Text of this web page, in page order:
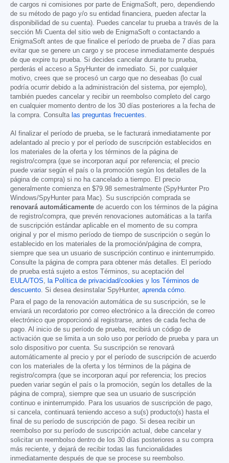
de cargos ni comisiones por parte de EnigmaSoft, pero, dependiendo
de su método de pago y/o su entidad financiera, pueden afectar la
disponibilidad de su cuenta). Puedes cancelar tu prueba a través de la
sección Mi Cuenta del sitio web de EnigmaSoft o contactando a
EnigmaSoft antes de que finalice el período de prueba de 7 días para
evitar que se genere un cargo y se procese inmediatamente después
de que expire tu prueba. Si decides cancelar durante tu prueba,
perderás el acceso a SpyHunter de inmediato. Si, por cualquier
motivo, crees que se procesó un cargo que no deseabas (lo cual
podría ocurrir debido a la administración del sistema, por ejemplo),
también puedes cancelar y recibir un reembolso completo del cargo
en cualquier momento dentro de los 30 días posteriores a la fecha de
la compra. Consulta las preguntas frecuentes
Al finalizar el período de prueba, se le facturará inmediatamente por
adelantado al precio y por el período de suscripción establecidos en
los materiales de la oferta y los términos de la página de
registro/compra (que se incorporan aquí por referencia; el precio
puede variar según el país o la promoción según los detalles de la
página de compra) si no ha cancelado a tiempo. El precio
generalmente comienza en $79.98 semestralmente (SpyHunter Pro
Windows/SpyHunter para Mac). Su suscripción comprada se
renovará automáticamente de acuerdo con los términos de la página
de registro/compra, que prevén renovaciones automáticas a la tarifa
de suscripción estándar aplicable en el momento de su compra
original y por el mismo período de tiempo de suscripción o según lo
establecido en los materiales de la promoción/página de compra,
siempre que sea un usuario de suscripción continuo e ininterrumpido.
Consulte la página de compra para obtener más detalles. El período
de prueba está sujeto a estos Términos, su aceptación del
EULA/TOS
la Política de privacidad/cookies y los Términos de
descuento . Si desea desinstalar SpyHunter, aprenda cómo
Para el pago de la renovación automática de su suscripción, se le
enviará un recordatorio por correo electrónico a la dirección de correo
electrónico que proporcionó al registrarse, antes de cada fecha de
pago. Al inicio de su período de prueba, recibirá un código de
activación que se limita a un solo uso por período de prueba y para un
solo dispositivo por cuenta. Su suscripción se renovará
automáticamente al precio y por el período de suscripción de acuerdo
con los materiales de la oferta y los términos de la página de
registro/compra (que se incorporan aquí por referencia; los precios
pueden variar según el país o la promoción, según los detalles de la
página de compra), siempre que sea un usuario de suscripción
continuo e ininterrumpido. Para los usuarios de suscripción de pago,
si cancela, continuará teniendo acceso a su(s) producto(s) hasta el
final de su período de suscripción de pago. Si desea recibir un
reembolso por su período de suscripción actual, debe cancelar y
solicitar un reembolso dentro de los 30 días posteriores a su compra
más reciente, y dejará de recibir todas las funcionalidades
inmediatamente después de que se procese su reembolso.